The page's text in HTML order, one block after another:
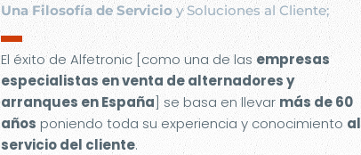
Una Filosofía de Servicioy Soluciones al Cliente;
▬
El éxito de Alfetronic [como una de lasempresas
especialistas en venta de alternadores y
arranques en España] se basa en llevar más de 60
años poniendo toda su experiencia y conocimiento al
servicio del cliente.